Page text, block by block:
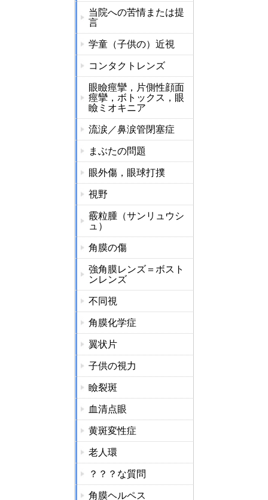
当院への苦情または提
言
学童（子供の）近視
コンタクトレンズ
眼瞼痙攣，片側性顔面
痙攣，ボトックス，眼
瞼ミオキニア
流涙／鼻涙管閉塞症
まぶたの問題
眼外傷，眼球打撲
視野
霰粒腫（サンリュウシ
ュ）
角膜の傷
強角膜レンズ＝ボスト
ンレンズ
不同視
角膜化学症
翼状片
子供の視力
瞼裂斑
血清点眼
黄斑変性症
老人環
？？？な質問
角膜ヘルペス